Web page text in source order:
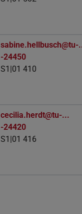
sabine.hellbusch@tu-
-24450
S1|01 410
cecilia.herdt@tu-...
-24420
S1|01 416